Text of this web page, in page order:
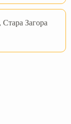
Загора